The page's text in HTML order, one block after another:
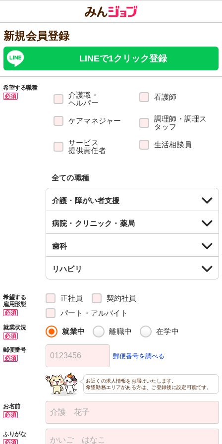
新規会員登録
LINEで1クリック登録
希望する職種
必須
介護職・
ヘルパー
看護師
ケアマネジャー
調理師・調理ス
タッフ
サービス
提供責任者
生活相談員
全ての職種
介護・障がい者支援
病院・クリニック・薬局
歯科
リハビリ
希望する
雇用形態
必須
正社員
契約社員
パート・アルバイト
就業状況
必須
就業中 離職中 在学中
郵便番号
必須
郵便番号を調べる
お近くの求人情報をお届けいたします。
希望勤務エリアがある方は、ご登録後に設定可能です。
お名前
必須
ふりがな
必須